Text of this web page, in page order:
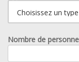
Nombre de